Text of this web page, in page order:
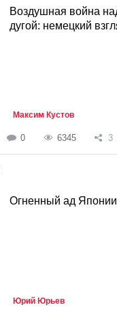
Воздушная война
дугой: немецкий
Максим Кустов
0 6345 3
Огненный ад Японии
Юрий Юрьев